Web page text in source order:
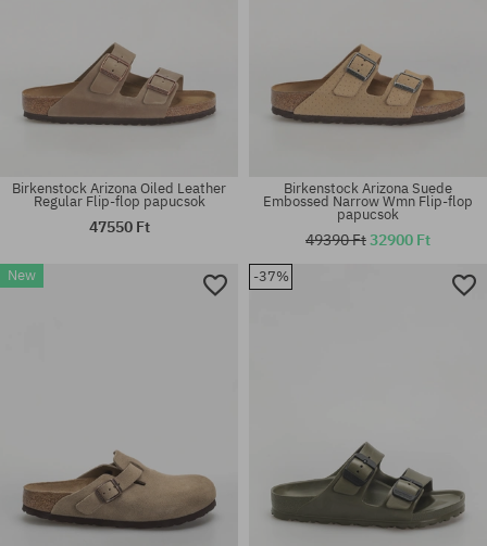
Elérhető méretek:
Elérhető méretek:
38; 41
Birkenstock Arizona Oiled Leather
Regular Flip-flop papucsok
47550 Ft
Birkenstock Arizona Suede
Embossed Narrow Wmn Flip-flop
papucsok
49390 Ft32900 Ft
New -37%